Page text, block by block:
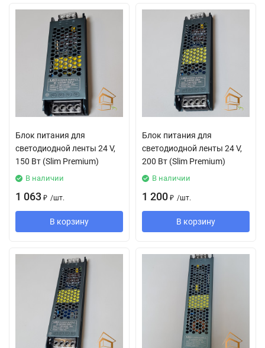
Блок питания для
светодиодной ленты 24 V,
150 Вт (Slim Premium)
В наличии
1 063 ₽ /шт.
В корзину
Блок питания для
светодиодной ленты 24 V,
200 Вт (Slim Premium)
В наличии
1 200 ₽ /шт.
В корзину